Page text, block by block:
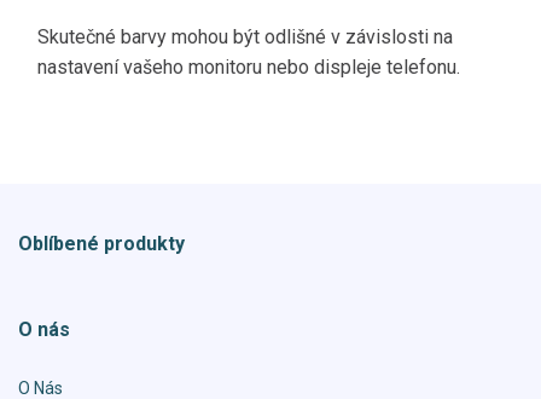
Skutečné barvy mohou být odlišné v závislosti na
nastavení vašeho monitoru nebo displeje telefonu.
Oblíbené produkty
O nás
O Nás